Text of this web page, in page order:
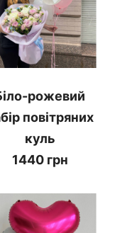
рожевий
повітряних
куль
1440 грн